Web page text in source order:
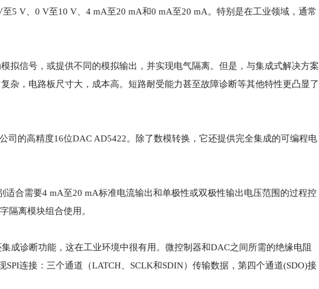
5 V、0 V至10 V、4 mA至20 mA和0 mA至20 mA。特别是在工业领域，通常
拟信号，或提供不同的模拟输出，并实现电气隔离。但是，与集成式解决方案
杂，电路板尺寸大，成本高。短路耐受能力甚至故障诊断等其他特性更凸显了
的高精度16位DAC AD5422。除了数模转换，它还提供完全集成的可编程电
合需要4 mA至20 mA标准电流输出和单极性或双极性输出电压范围的过程控
隔离模块组合使用。
成诊断功能，这在工业环境中很有用。微控制器和DAC之间所需的绝缘电阻
连接：三个通道（LATCH、SCLK和SDIN）传输数据，第四个通道(SDO)接